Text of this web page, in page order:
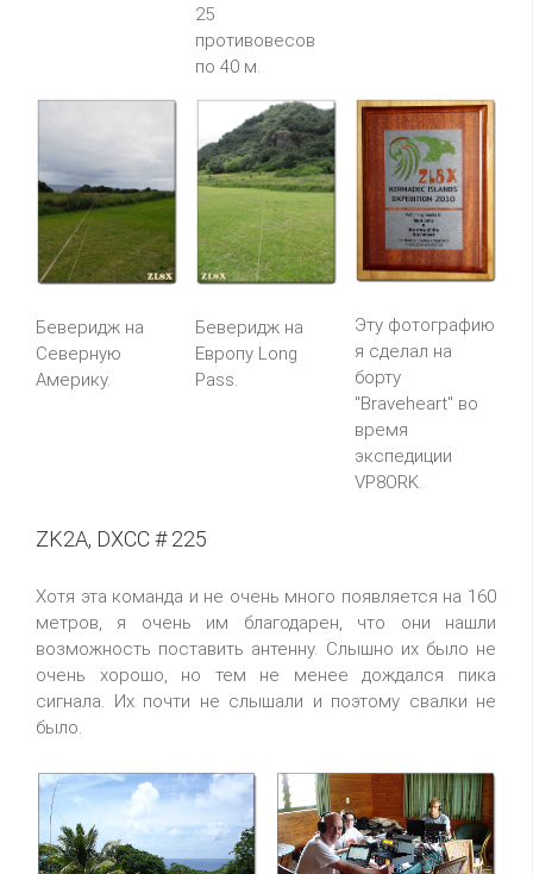
25
противовесов
по 40 м.
Беверидж на
Северную
Америку.
Беверидж на
Европу Long
Pass.
Эту фотографию
я сделал на
борту
"Braveheart" во
время
экспедиции
VP8ORK.
ZK2A, DXCC # 225
Хотя эта команда и не очень много появляется на 160
метров, я очень им благодарен, что они нашли
возможность поставить антенну. Слышно их было не
очень хорошо, но тем не менее дождался пика
сигнала. Их почти не слышали и поэтому свалки не
было.